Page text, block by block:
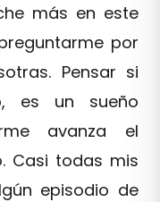
más en este
por
Pensar si
es un sueño
avanza el
Casi todas mis
episodio de